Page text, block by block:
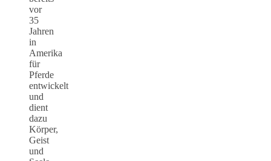
vor
35
Jahren
in
Amerika
für
Pferde
entwickelt
und
dient
dazu
Körper,
Geist
und